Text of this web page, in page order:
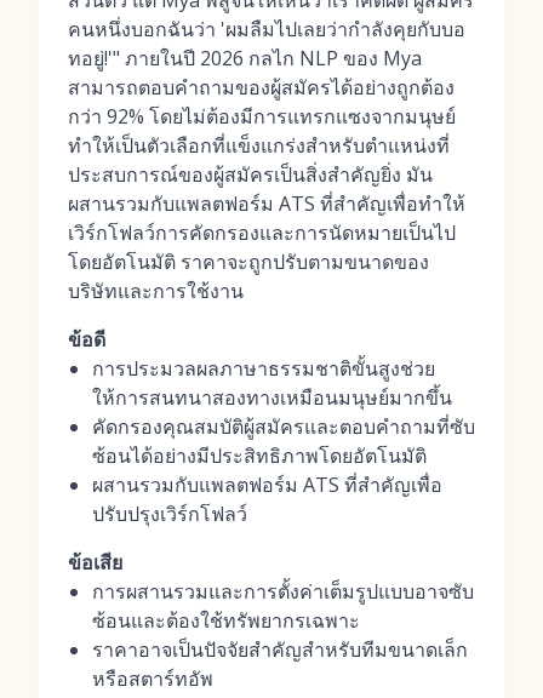
คนหนึ่งบอกฉันว่า 'ผมลืมไปเลยว่ากำลังคุยกับบอ
ทอยู่!'" ภายในปี 2026 กลไก NLP ของ Mya
สามารถตอบคำถามของผู้สมัครได้อย่างถูกต้อง
กว่า 92% โดยไม่ต้องมีการแทรกแซงจากมนุษย์
ทำให้เป็นตัวเลือกที่แข็งแกร่งสำหรับตำแหน่งที่
ประสบการณ์ของผู้สมัครเป็นสิ่งสำคัญยิ่ง มัน
ผสานรวมกับแพลตฟอร์ม ATS ที่สำคัญเพื่อทำให้
เวิร์กโฟลว์การคัดกรองและการนัดหมายเป็นไป
โดยอัตโนมัติ ราคาจะถูกปรับตามขนาดของ
บริษัทและการใช้งาน
ข้อดี
การประมวลผลภาษาธรรมชาติขั้นสูงช่วย
ให้การสนทนาสองทางเหมือนมนุษย์มากขึ้น
คัดกรองคุณสมบัติผู้สมัครและตอบคำถามที่ซับ
ซ้อนได้อย่างมีประสิทธิภาพโดยอัตโนมัติ
ผสานรวมกับแพลตฟอร์ม ATS ที่สำคัญเพื่อ
ปรับปรุงเวิร์กโฟลว์
ข้อเสีย
การผสานรวมและการตั้งค่าเต็มรูปแบบอาจซับ
ซ้อนและต้องใช้ทรัพยากรเฉพาะ
ราคาอาจเป็นปัจจัยสำคัญสำหรับทีมขนาดเล็ก
หรือสตาร์ทอัพ